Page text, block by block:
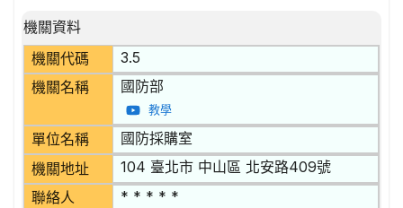
招標公告詳細內容
機關資料
機關代碼
3.5
機關名稱 國防部
教學
單位名稱 國防採購室
機關地址 104 臺北市 中山區 北安路409號
聯絡人 * * * * *